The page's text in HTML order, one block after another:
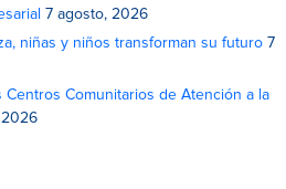
7 agosto, 2026
niñas y niños transforman su futuro 7
Centros Comunitarios de Atención a la
2026